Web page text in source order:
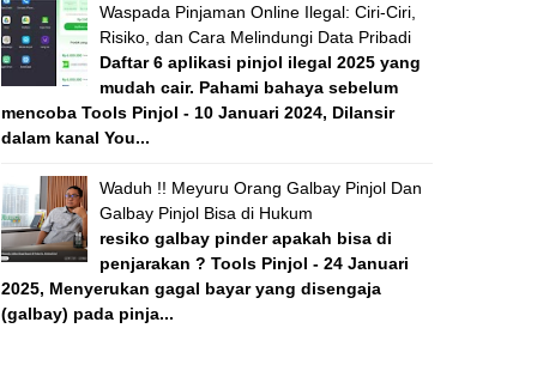
Waspada Pinjaman Online Ilegal: Ciri-Ciri,
Risiko, dan Cara Melindungi Data Pribadi
Daftar 6 aplikasi pinjol ilegal 2025 yang
mudah cair. Pahami bahaya sebelum
mencoba Tools Pinjol - 10 Januari 2024, Dilansir
dalam kanal You...
Waduh !! Meyuru Orang Galbay Pinjol Dan
Galbay Pinjol Bisa di Hukum
resiko galbay pinder apakah bisa di
penjarakan ? Tools Pinjol - 24 Januari
2025, Menyerukan gagal bayar yang disengaja
(galbay) pada pinja...